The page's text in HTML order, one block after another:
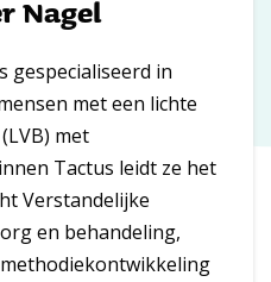
Nagel
gespecialiseerd in
met een lichte
met
Tactus leidt ze het
Verstandelijke
en behandeling,